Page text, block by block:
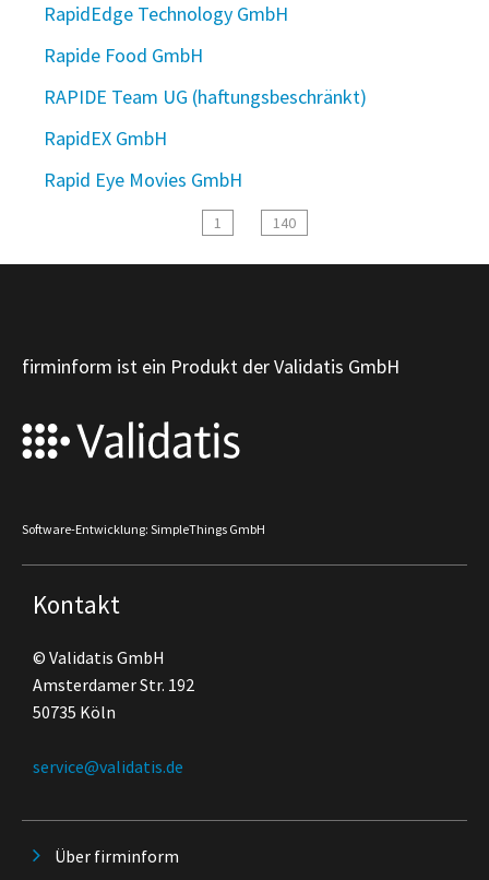
RapidEdge Technology GmbH
Rapide Food GmbH
RAPIDE Team UG (haftungsbeschränkt)
RapidEX GmbH
Rapid Eye Movies GmbH
1 140
firminform ist ein Produkt der Validatis GmbH
Software-Entwicklung: SimpleThings GmbH
Kontakt
© Validatis GmbH
Amsterdamer Str. 192
50735 Köln
service@validatis.de
Über firminform